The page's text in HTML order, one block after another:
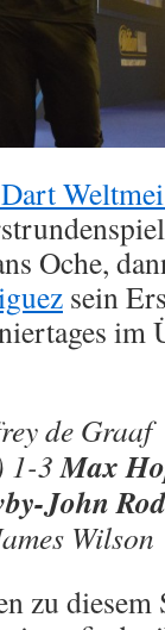
Oche,
sein
im
de Graaf
1-3Max
John
Wilson
zu diesem